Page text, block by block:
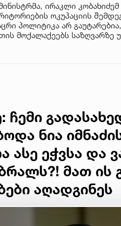
ირაკლი
ოკუპაციის
პოლიტიკა არ
მოქალაქეებს
ჩემი
ნია
ასე ეჭვსა და
მათ ის
აღადგინეს